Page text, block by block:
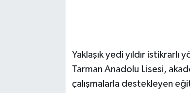
Yaklaşık yedi yıldır
Tarman Anadolu Lisesi,
çalışmalarla destekleyen